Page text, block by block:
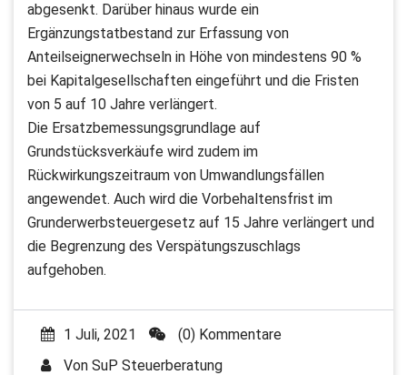
abgesenkt. Darüber hinaus wurde ein
Ergänzungstatbestand zur Erfassung von
Anteilseignerwechseln in Höhe von mindestens 90 %
bei Kapitalgesellschaften eingeführt und die Fristen
von 5 auf 10 Jahre verlängert.
Die Ersatzbemessungsgrundlage auf
Grundstücksverkäufe wird zudem im
Rückwirkungszeitraum von Umwandlungsfällen
angewendet. Auch wird die Vorbehaltensfrist im
Grunderwerbsteuergesetz auf 15 Jahre verlängert und
die Begrenzung des Verspätungszuschlags
aufgehoben.
1 Juli, 2021
(0) Kommentare
Von SuP Steuerberatung